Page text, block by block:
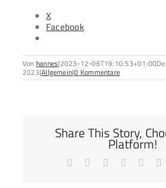
X
Facebook
Von hannes|2023-12-06T19:10:53+01:00
2023|Allgemein|0 Kommentare
Share This Story,
Platform!
Facebook Reddit LinkedIn